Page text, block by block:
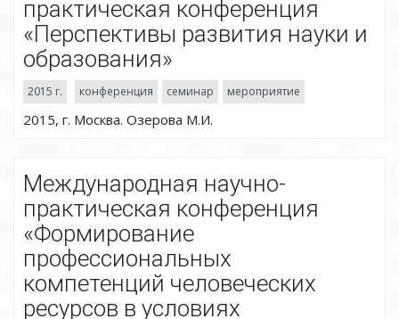
практическая конференция
«Перспективы развития науки и
образования»
2015 г. конференция семинар мероприятие
2015, г. Москва. Озерова М.И.
Международная научно-
практическая конференция
«Формирование
профессиональных
компетенций человеческих
ресурсов в условиях